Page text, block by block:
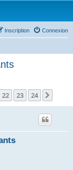
Connexion
Inscription
22 23 24